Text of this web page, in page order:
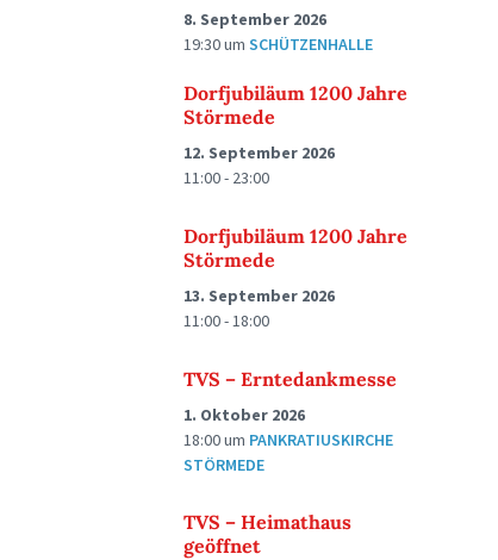
8. September 2026
19:30umSCHÜTZENHALLE
Dorfjubiläum 1200 Jahre
Störmede
12. September 2026
11:00 - 23:00
Dorfjubiläum 1200 Jahre
Störmede
13. September 2026
11:00 - 18:00
TVS – Erntedankmesse
1. Oktober 2026
18:00um PANKRATIUSKIRCHE
STÖRMEDE
TVS – Heimathaus
geöffnet